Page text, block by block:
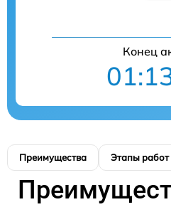
Конец
Преимущества Этапы работ